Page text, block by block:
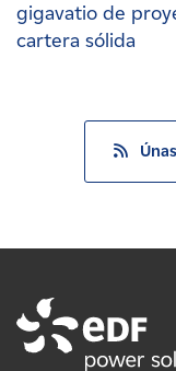
gigavatio de
cartera sólida